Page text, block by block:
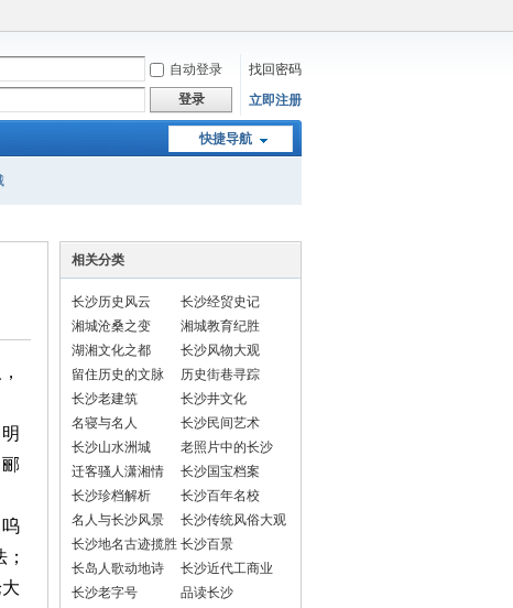
自动登录
找回密码
登录 立即注册
快捷导航
相关分类
长沙历史风云
长沙经贸史记
湘城沧桑之变
湘城教育纪胜
湖湘文化之都
长沙风物大观
留住历史的文脉
历史街巷寻踪
长沙老建筑
长沙井文化
名寝与名人
长沙民间艺术
长沙山水洲城
老照片中的长沙
迁客骚人潇湘情
长沙国宝档案
长沙珍档解析
长沙百年名校
名人与长沙风景
长沙传统风俗大观
长沙地名古迹揽胜 长沙百景
长岛人歌动地诗
长沙近代工商业
长沙老字号
品读长沙